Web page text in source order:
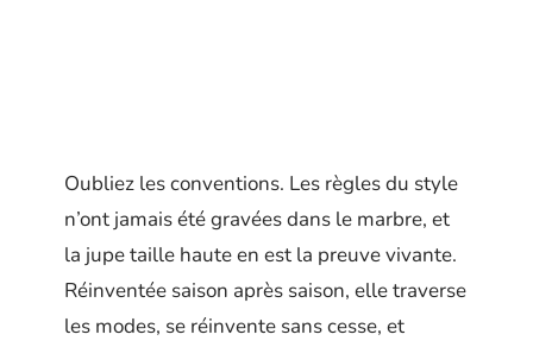
Oubliez les conventions. Les règles du style
n’ont jamais été gravées dans le marbre, et
la jupe taille haute en est la preuve vivante.
Réinventée saison après saison, elle traverse
les modes, se réinvente sans cesse, et